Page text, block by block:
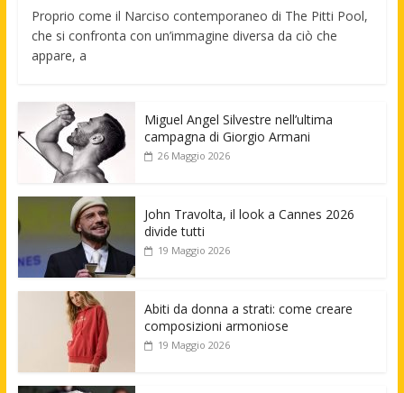
Proprio come il Narciso contemporaneo di The Pitti Pool,
che si confronta con un’immagine diversa da ciò che
appare, a
Miguel Angel Silvestre nell’ultima
campagna di Giorgio Armani
26 Maggio 2026
John Travolta, il look a Cannes 2026
divide tutti
19 Maggio 2026
Abiti da donna a strati: come creare
composizioni armoniose
19 Maggio 2026